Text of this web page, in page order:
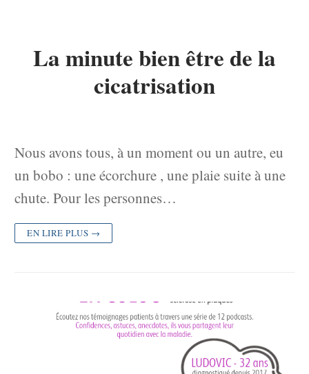
La minute bien être de la
cicatrisation
Nous avons tous, à un moment ou un autre, eu
un bobo : une écorchure , une plaie suite à une
chute. Pour les personnes…
EN LIRE PLUS →